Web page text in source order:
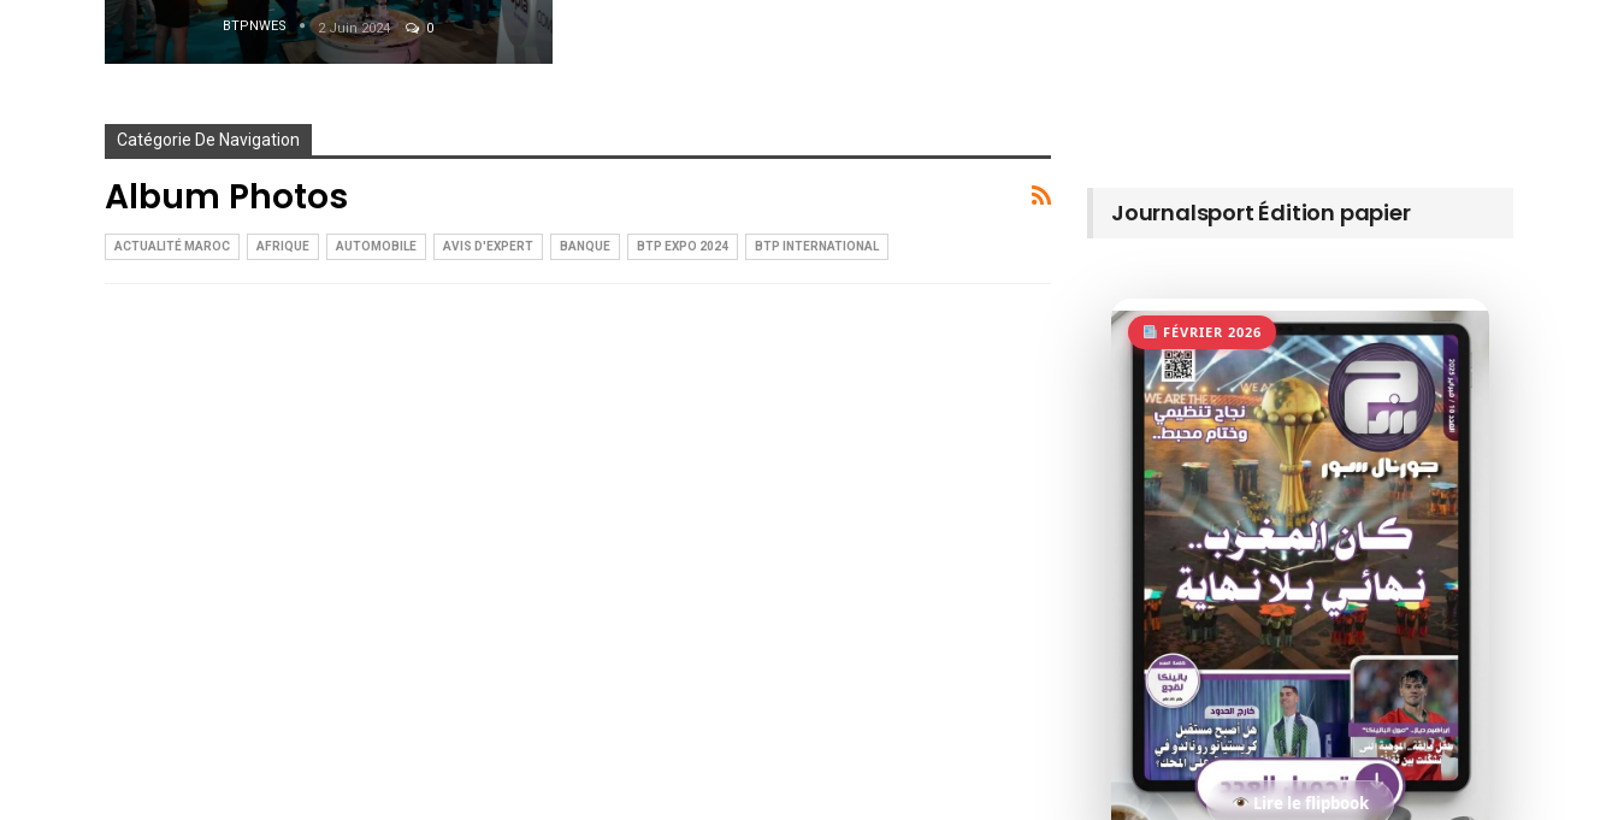
BTPNWES 2 Juin 2024 0
Catégorie De Navigation
Album Photos
ACTUALITÉ MAROC AFRIQUE AUTOMOBILE AVIS D'EXPERT BANQUE BTP EXPO 2024 BTP INTERNATIONAL
Journalsport Édition papier
FÉVRIER 2026
Lire le flipbook